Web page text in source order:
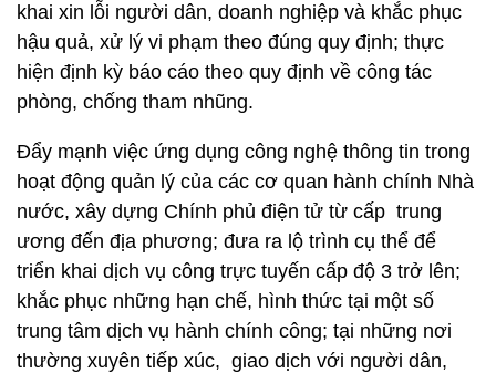
khai xin lỗi người dân, doanh nghiệp và khắc phục
hậu quả, xử lý vi phạm theo đúng quy định; thực
hiện định kỳ báo cáo theo quy định về công tác
phòng, chống tham nhũng.
Đẩy mạnh việc ứng dụng công nghệ thông tin trong
hoạt động quản lý của các cơ quan hành chính Nhà
nước, xây dựng Chính phủ điện tử từ cấp trung
ương đến địa phương; đưa ra lộ trình cụ thể để
triển khai dịch vụ công trực tuyến cấp độ 3 trở lên;
khắc phục những hạn chế, hình thức tại một số
trung tâm dịch vụ hành chính công; tại những nơi
thường xuyên tiếp xúc, giao dịch với người dân,